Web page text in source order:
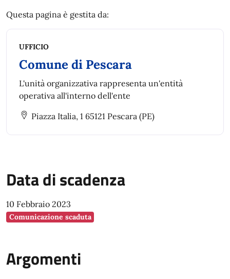
Questa pagina è gestita da:
UFFICIO
Comune di Pescara
L'unità organizzativa rappresenta un'entità
operativa all'interno dell'ente
Piazza Italia, 1 65121 Pescara (PE)
Data di scadenza
10 Febbraio 2023
Comunicazione scaduta
Argomenti